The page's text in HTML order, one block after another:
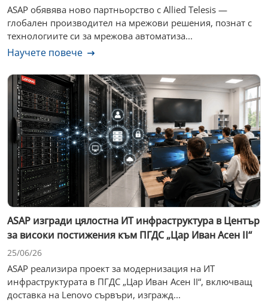
ASAP обявява ново партньорство с Allied Telesis —
глобален производител на мрежови решения, познат с
технологиите си за мрежова автоматиза...
Научете повече
ASAP изгради цялостна ИТ инфраструктура в Център
за високи постижения към ПГДС „Цар Иван Асен II“
25/06/26
ASAP реализира проект за модернизация на ИТ
инфраструктурата в ПГДС „Цар Иван Асен II“, включващ
доставка на Lenovo сървъри, изгражд...